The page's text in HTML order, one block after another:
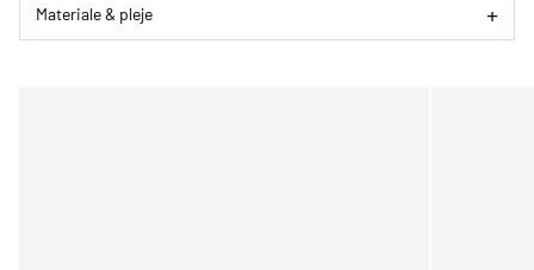
Materiale & pleje